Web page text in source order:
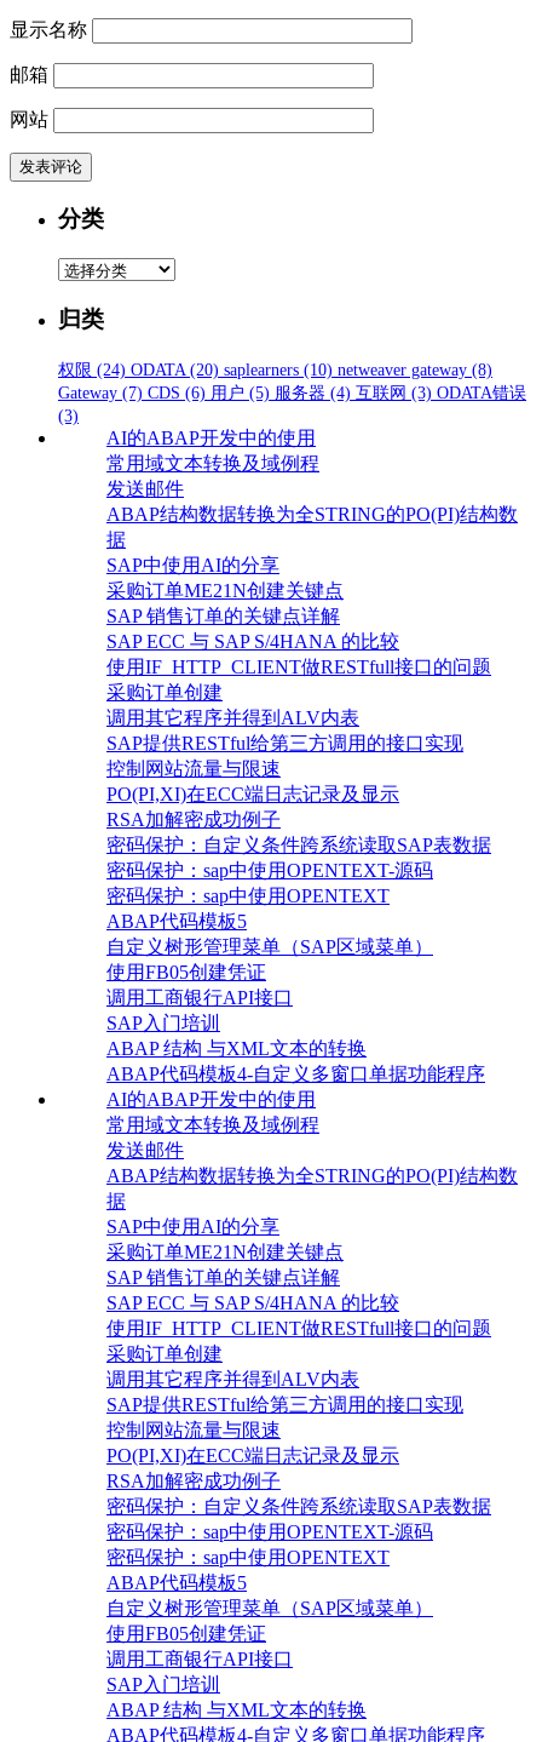
显示名称
邮箱
网站
分类
分
归类
权限 (24) ODATA (20) saplearners (10) netweaver gateway (8)
Gateway (7) CDS (6) 用户 (5) 服务器 (4) 互联网 (3) ODATA错误
(3)
AI的ABAP开发中的使用
常用域文本转换及域例程
发送邮件
ABAP结构数据转换为全STRING的PO(PI)结构数
据
SAP中使用AI的分享
采购订单ME21N创建关键点
SAP 销售订单的关键点详解
SAP ECC 与 SAP S/4HANA 的比较
使用IF_HTTP_CLIENT做RESTfull接口的问题
采购订单创建
调用其它程序并得到ALV内表
SAP提供RESTful给第三方调用的接口实现
控制网站流量与限速
PO(PI,XI)在ECC端日志记录及显示
RSA加解密成功例子
密码保护：自定义条件跨系统读取SAP表数据
密码保护：sap中使用OPENTEXT-源码
密码保护：sap中使用OPENTEXT
ABAP代码模板5
自定义树形管理菜单（SAP区域菜单）
使用FB05创建凭证
调用工商银行API接口
SAP入门培训
ABAP 结构 与XML文本的转换
ABAP代码模板4-自定义多窗口单据功能程序
AI的ABAP开发中的使用
常用域文本转换及域例程
发送邮件
ABAP结构数据转换为全STRING的PO(PI)结构数
据
SAP中使用AI的分享
采购订单ME21N创建关键点
SAP 销售订单的关键点详解
SAP ECC 与 SAP S/4HANA 的比较
使用IF_HTTP_CLIENT做RESTfull接口的问题
采购订单创建
调用其它程序并得到ALV内表
SAP提供RESTful给第三方调用的接口实现
控制网站流量与限速
PO(PI,XI)在ECC端日志记录及显示
RSA加解密成功例子
密码保护：自定义条件跨系统读取SAP表数据
密码保护：sap中使用OPENTEXT-源码
密码保护：sap中使用OPENTEXT
ABAP代码模板5
自定义树形管理菜单（SAP区域菜单）
使用FB05创建凭证
调用工商银行API接口
SAP入门培训
ABAP 结构 与XML文本的转换
ABAP代码模板4-自定义多窗口单据功能程序